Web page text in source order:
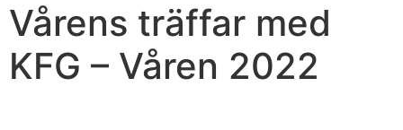
Vårens träffar med
KFG – Våren 2022